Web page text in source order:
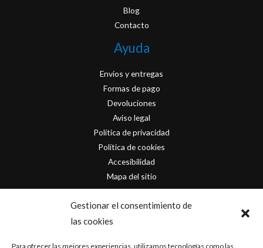
Gestionar el consentimiento de
las cookies
Para ofrecer las mejores experiencias, utilizamos tecnologías como las
Blog
Contacto
Ayuda
Envios y entregas
Formas de pago
Devoluciones
Aviso legal
Política de privacidad
Política de cookies
Accesibilidad
Mapa del sitio
Contacto
info@originofcomics.com